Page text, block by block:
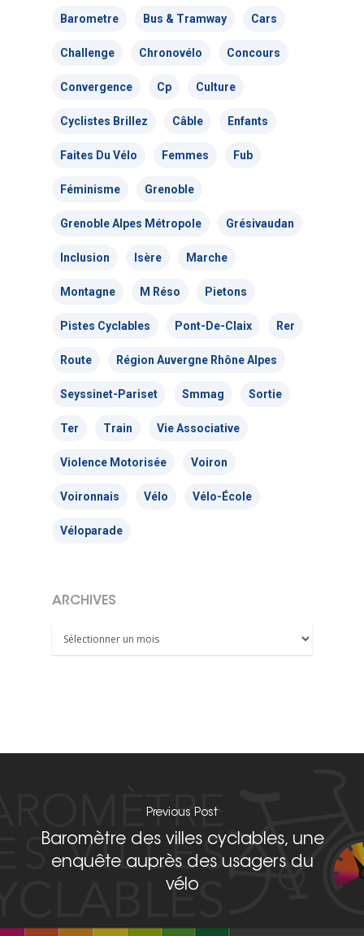
Barometre Bus & Tramway Cars
Challenge Chronovélo Concours
Convergence Cp Culture
Cyclistes Brillez Câble Enfants
Faites Du Vélo Femmes Fub
Féminisme Grenoble
Grenoble Alpes Métropole Grésivaudan
Inclusion Isère Marche
Montagne M Réso Pietons
Pistes Cyclables Pont-De-Claix Rer
Route Région Auvergne Rhône Alpes
Seyssinet-Pariset Smmag Sortie
Ter Train Vie Associative
Violence Motorisée Voiron
Voironnais Vélo Vélo-École
Véloparade
ARCHIVES
Archives
Previous Post
Baromètre des villes cyclables, une
enquête auprès des usagers du
vélo